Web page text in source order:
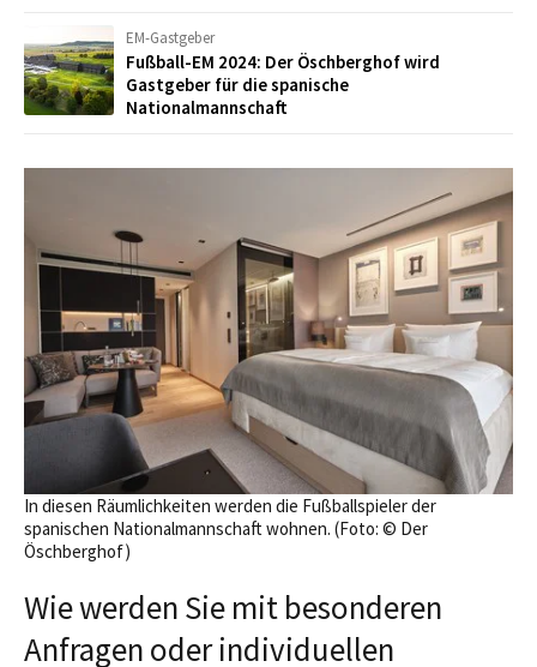
EM-Gastgeber
Fußball-EM 2024: Der Öschberghof wird
Gastgeber für die spanische
Nationalmannschaft
In diesen Räumlichkeiten werden die Fußballspieler der
spanischen Nationalmannschaft wohnen. (Foto: © Der
Öschberghof)
Wie werden Sie mit besonderen
Anfragen oder individuellen